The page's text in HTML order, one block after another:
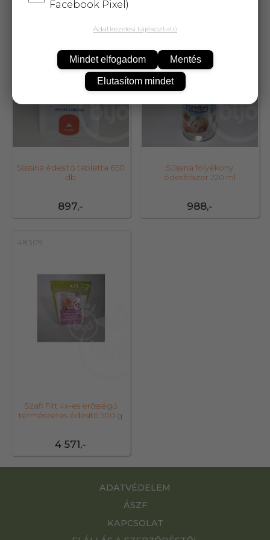
11076
897,-
Süssina édesítö tabletta 650
db
988,-
Süssina folyékony
édesítőszer 220 ml
48309
4 571,-
Szafi Fitt 4x-es erősségű
természetes édesítő 500 g
ADATVÉDELEM
ÁSZF
KAPCSOLAT
Facebook Pixel)
Adatkezelési tájékoztató
Mindet elfogadom Mentés
Elutasítom mindet